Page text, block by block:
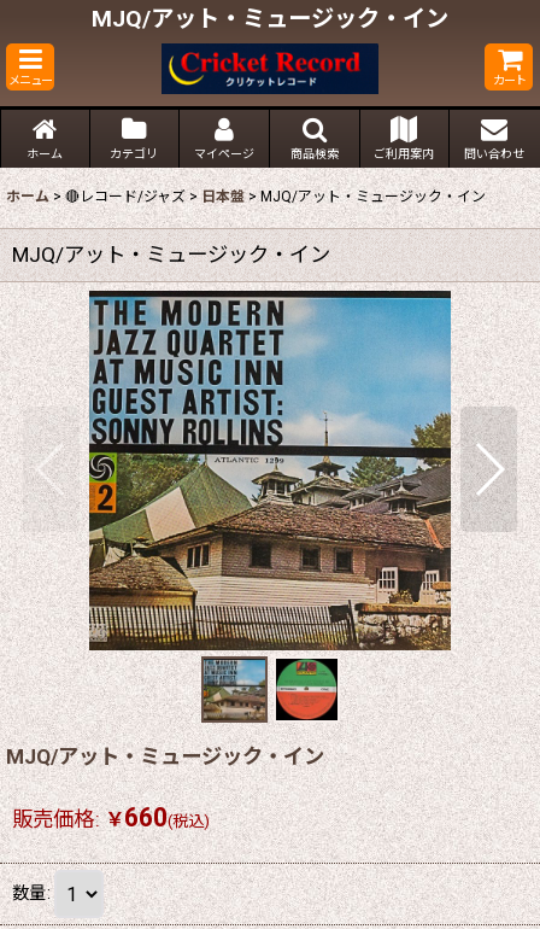
MJQ/アット・ミュージック・イン
メニュー カート
ホーム カテゴリ マイページ 商品検索 ご利用案内 問い合わせ
ホーム > 🔴レコード/ジャズ > 日本盤 > MJQ/アット・ミュージック・イン
MJQ/アット・ミュージック・イン
MJQ/アット・ミュージック・イン
販売価格: ￥660(税込)
数量: